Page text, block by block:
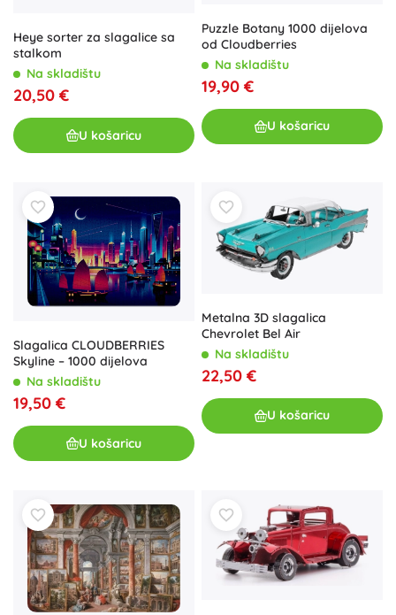
Heye sorter za slagalice sa
stalkom
Na skladištu
20,50 €
U košaricu
Puzzle Botany 1000 dijelova
od Cloudberries
Na skladištu
19,90 €
U košaricu
Slagalica CLOUDBERRIES
Skyline – 1000 dijelova
Na skladištu
19,50 €
U košaricu
Metalna 3D slagalica
Chevrolet Bel Air
Na skladištu
22,50 €
U košaricu